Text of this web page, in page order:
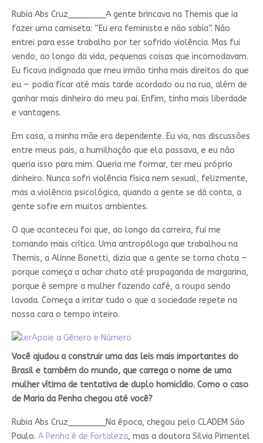
Rubia Abs Cruz________ A gente brincava na Themis que ia
fazer uma camiseta: “Eu era feminista e não sabia”. Não
entrei para esse trabalho por ter sofrido violência. Mas fui
vendo, ao longo da vida, pequenas coisas que incomodavam.
Eu ficava indignada que meu irmão tinha mais direitos do que
eu — podia ficar até mais tarde acordado ou na rua, além de
ganhar mais dinheiro do meu pai. Enfim, tinha mais liberdade
e vantagens.
Em casa, a minha mãe era dependente. Eu via, nas discussões
entre meus pais, a humilhação que ela passava, e eu não
queria isso para mim. Queria me formar, ter meu próprio
dinheiro. Nunca sofri violência física nem sexual, felizmente,
mas a violência psicológica, quando a gente se dá conta, a
gente sofre em muitos ambientes.
O que aconteceu foi que, ao longo da carreira, fui me
tornando mais crítica. Uma antropóloga que trabalhou na
Themis, a Alinne Bonetti, dizia que a gente se torna chata —
porque começa a achar chato até propaganda de margarina,
porque é sempre a mulher fazendo café, a roupa sendo
lavada. Começa a irritar tudo o que a sociedade repete na
nossa cara o tempo inteiro.
Apoie a Gênero e Número
Você ajudou a construir uma das leis mais importantes do
Brasil e também do mundo, que carrega o nome de uma
mulher vítima de tentativa de duplo homicídio. Como o caso
de Maria da Penha chegou até você?
Rubia Abs Cruz________
Na época, chegou pelo CLADEM São
Paulo. A Penha é de Fortaleza, mas a doutora Silvia Pimentel